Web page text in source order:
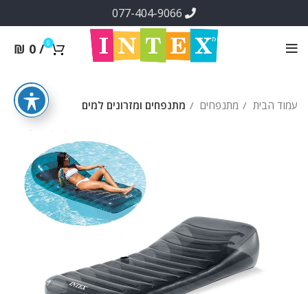
0
/
₪ 0
עמוד הבית מתנפחים מתנפחים ומזרונים למים